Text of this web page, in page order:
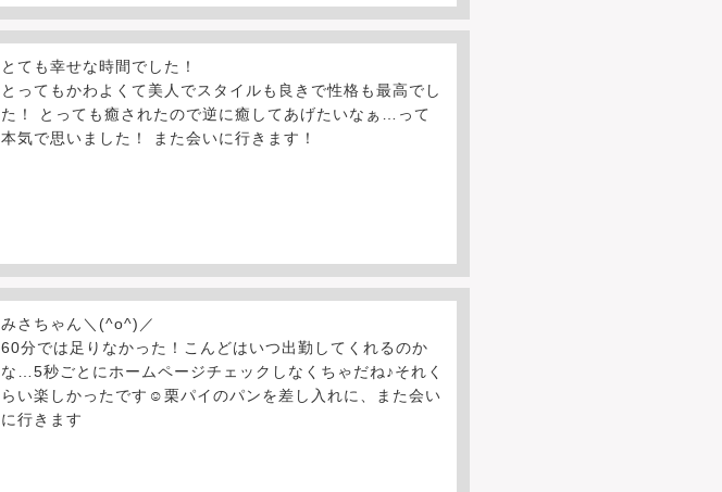
とても幸せな時間でした！
とってもかわよくて美人でスタイルも良きで性格も最高でし
た！ とっても癒されたので逆に癒してあげたいなぁ…って
本気で思いました！ また会いに行きます！
みさちゃん＼(^o^)／
60分では足りなかった！こんどはいつ出勤してくれるのか
な…5秒ごとにホームページチェックしなくちゃだね♪それく
らい楽しかったです☺️栗パイのパンを差し入れに、また会い
に行きます